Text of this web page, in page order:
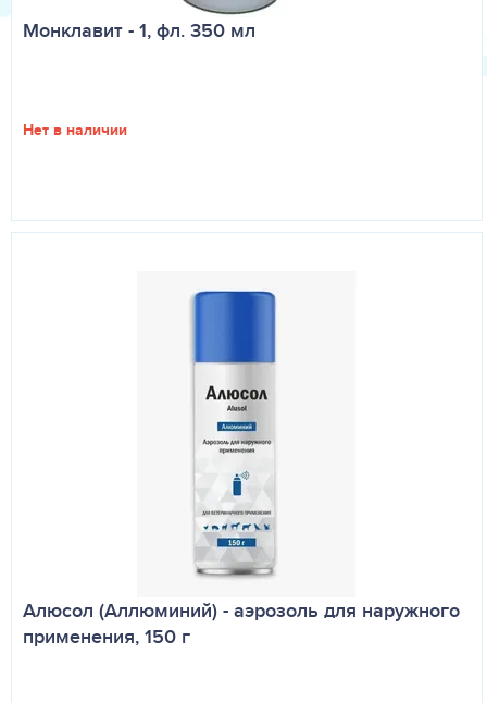
Монклавит - 1, фл. 350 мл
Нет в наличии
Алюсол (Аллюминий) - аэрозоль для наружного
применения, 150 г